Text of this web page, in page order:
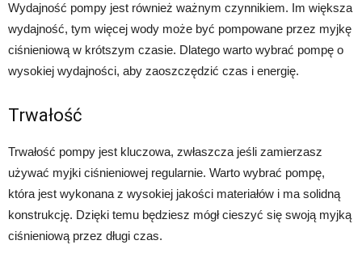
Wydajność pompy jest również ważnym czynnikiem. Im większa
wydajność, tym więcej wody może być pompowane przez myjkę
ciśnieniową w krótszym czasie. Dlatego warto wybrać pompę o
wysokiej wydajności, aby zaoszczędzić czas i energię.
Trwałość
Trwałość pompy jest kluczowa, zwłaszcza jeśli zamierzasz
używać myjki ciśnieniowej regularnie. Warto wybrać pompę,
która jest wykonana z wysokiej jakości materiałów i ma solidną
konstrukcję. Dzięki temu będziesz mógł cieszyć się swoją myjką
ciśnieniową przez długi czas.